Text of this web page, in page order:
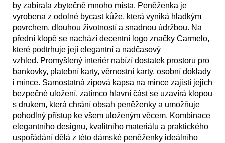
by zabírala zbytečně mnoho místa. Peněženka je
vyrobena z odolné bycast kůže, která vyniká hladkým
povrchem, dlouhou životností a snadnou údržbou. Na
přední klopě se nachází decentní logo značky Carmelo,
které podtrhuje její elegantní a nadčasový
vzhled. Promyšlený interiér nabízí dostatek prostoru pro
bankovky, platební karty, věrnostní karty, osobní doklady
i mince. Samostatná zipová kapsa na mince zajistí jejich
bezpečné uložení, zatímco hlavní část se uzavírá klopou
s drukem, která chrání obsah peněženky a umožňuje
pohodlný přístup ke všem uloženým věcem. Kombinace
elegantního designu, kvalitního materiálu a praktického
uspořádání dělá z této dámské peněženky ideálního